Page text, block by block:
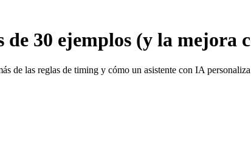
30 ejemplos (y la mejora
de las reglas de timing y cómo un asistente con IA